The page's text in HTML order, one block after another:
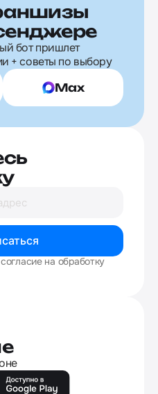
бот пришлет
+ советы по выбору
Max
на обработку